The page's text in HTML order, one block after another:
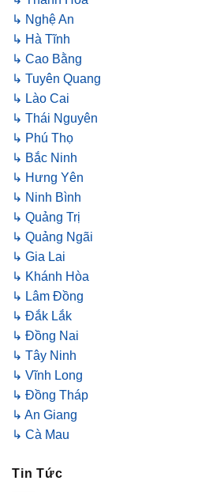
↳ Nghệ An
↳ Hà Tĩnh
↳ Cao Bằng
↳ Tuyên Quang
↳ Lào Cai
↳ Thái Nguyên
↳ Phú Thọ
↳ Bắc Ninh
↳ Hưng Yên
↳ Ninh Bình
↳ Quảng Trị
↳ Quảng Ngãi
↳ Gia Lai
↳ Khánh Hòa
↳ Lâm Đồng
↳ Đắk Lắk
↳ Đồng Nai
↳ Tây Ninh
↳ Vĩnh Long
↳ Đồng Tháp
↳ An Giang
↳ Cà Mau
Tin Tức